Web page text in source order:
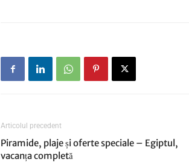
Articolul precedent
Piramide, plaje și oferte speciale – Egiptul,
vacanța completă